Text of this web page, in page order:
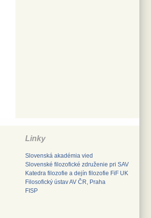
Linky
Slovenská akadémia vied
Slovenské filozofické združenie pri SAV
Katedra filozofie a dejín filozofie FiF UK
Filosofický ústav AV ČR, Praha
FISP